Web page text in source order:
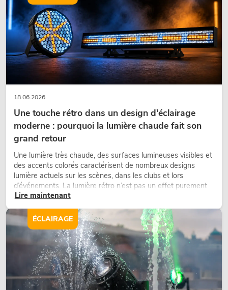
18.06.2026
Une touche rétro dans un design d'éclairage
moderne : pourquoi la lumière chaude fait son
grand retour
Une lumière très chaude, des surfaces lumineuses visibles et
des accents colorés caractérisent de nombreux designs
lumière actuels sur les scènes, dans les clubs et lors
d’événements. La lumière rétro n’est pas un effet purement
nostalgique, mais un outil de conception utilisé de manière
ciblée : elle crée une atmosphère, donne du caractère aux
scènes et peut rendre les configurations LED techniques plus
émotionnelles.
Lire maintenant
ÉCLAIRAGE